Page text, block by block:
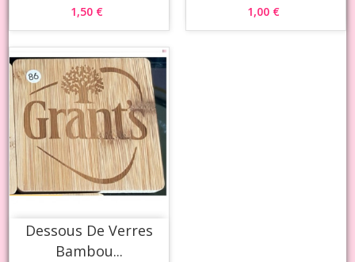
1,50 € 1,00 €
Dessous De Verres
Bambou...